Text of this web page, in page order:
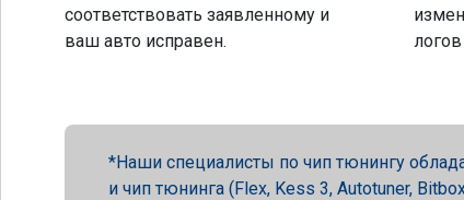
соответствовать заявленному и
ваш авто исправен.
Наши специалисты по чип тюнингу
и чип тюнинга (Flex, Kess 3, Autotuner,